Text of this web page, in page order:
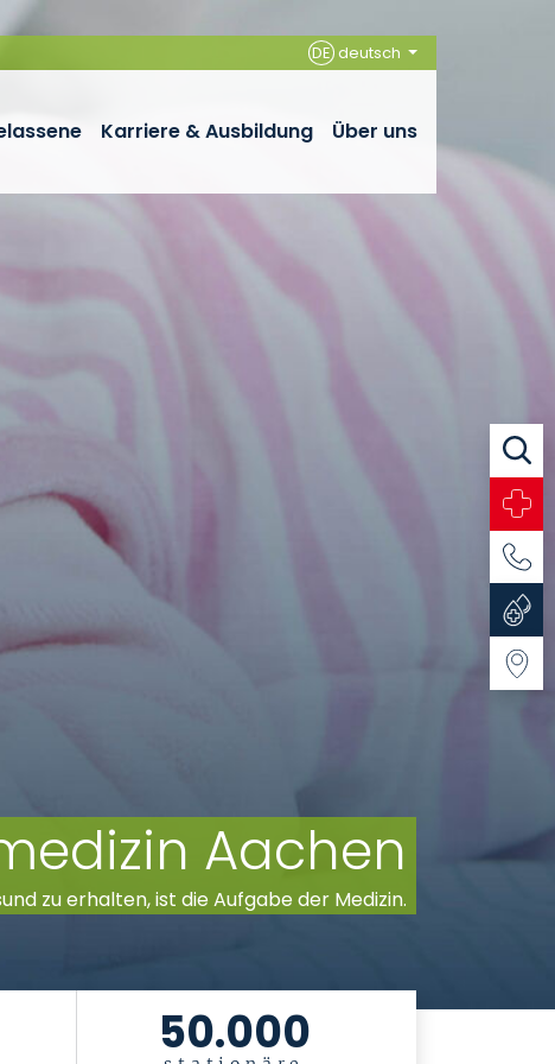
Aachen
zu erhalten, ist die Aufgabe der Medizin.
50.000
DEdeutsch
Karriere & Ausbildung Über uns
Notfall